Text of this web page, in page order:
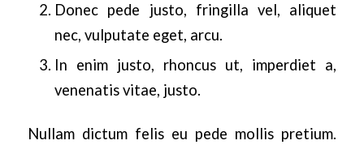
Donec pede justo, fringilla vel, aliquet
nec, vulputate eget, arcu.
In enim justo, rhoncus ut, imperdiet a,
venenatis vitae, justo.
Nullam dictum felis eu pede mollis pretium.